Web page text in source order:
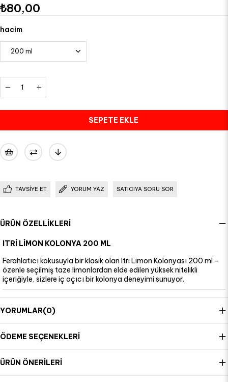
₺80,00
hacim
TAVSIYE ET YORUM YAZ SATICIYA SORU SOR
ÜRÜN ÖZELLIKLERI
ITRİ LİMON KOLONYA 200 ML
Ferahlatıcı kokusuyla bir klasik olan Itri Limon Kolonyası 200 ml -
özenle seçilmiş taze limonlardan elde edilen yüksek nitelikli
içeriğiyle, sizlere iç açıcı bir kolonya deneyimi sunuyor.
YORUMLAR(0)
ÖDEME SEÇENEKLERI
ÜRÜN ÖNERILERI